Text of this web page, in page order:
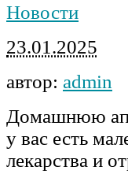
Новости
23.01.2025
автор: admin
Домашнюю
у вас есть
лекарства и